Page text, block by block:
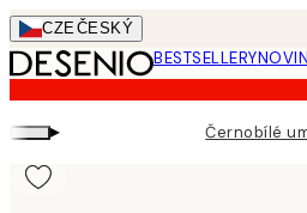
Skip
to
main
content.
CZEČESKÝ
BESTSELLERY
▸ Černobílé